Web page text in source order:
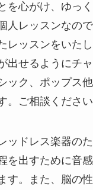
を心がけ、ゆっ
人レッスンなの
レッスンをいた
出せるようにチ
ック、ポップス
。ご相談ください
ッドレス楽器の
を出すために音
す。また、脳の